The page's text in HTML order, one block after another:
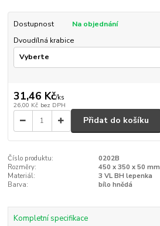
Dostupnost
Na objednání
Dvoudílná krabice
31,46 Kč/ks
26,00 Kč bez DPH
Přidat do košíku
Číslo produktu:
0202B
Rozměry:
450 x 350 x 50 mm
Materiál:
3 VL BH lepenka
Barva:
bílo hnědá
Kompletní specifikace